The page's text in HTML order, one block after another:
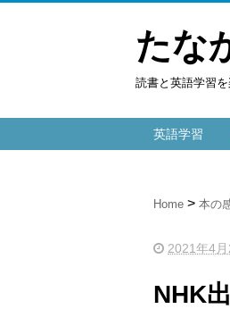
たな
読書と英語学習
英語学習
Home 本の
2021年4
NHK